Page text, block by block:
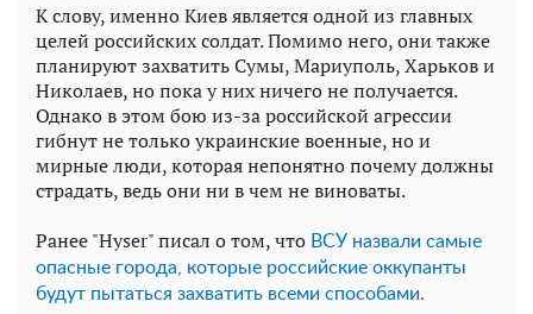
К слову, именно Киев является одной из главных
целей российских солдат. Помимо него, они также
планируют захватить Сумы, Мариуполь, Харьков и
Николаев, но пока у них ничего не получается.
Однако в этом бою из-за российской агрессии
гибнут не только украинские военные, но и
мирные люди, которая непонятно почему должны
страдать, ведь они ни в чем не виноваты.
Ранее "Hyser" писал о том, что ВСУ назвали самые
опасные города, которые российские оккупанты
будут пытаться захватить всеми способами.